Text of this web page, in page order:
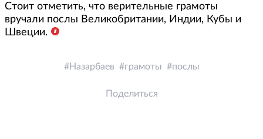
Стоит отметить, что верительные грамоты
вручали послы Великобритании, Индии, Кубы и
Швеции.
Назарбаев грамоты послы
Поделиться